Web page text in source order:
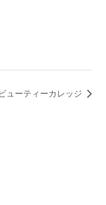
ューティーカレッジ